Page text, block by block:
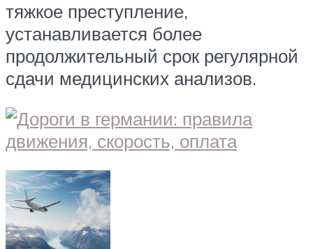
тяжкое преступление,
устанавливается более
продолжительный срок регулярной
сдачи медицинских анализов.